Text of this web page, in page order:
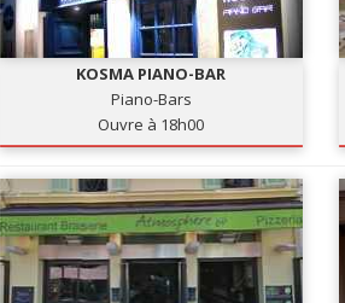
KOSMA PIANO-BAR
Piano-Bars
Ouvre à 18h00